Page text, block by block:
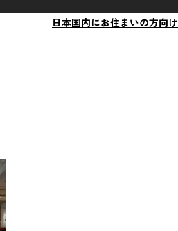
日本国内にお住まいの方向け